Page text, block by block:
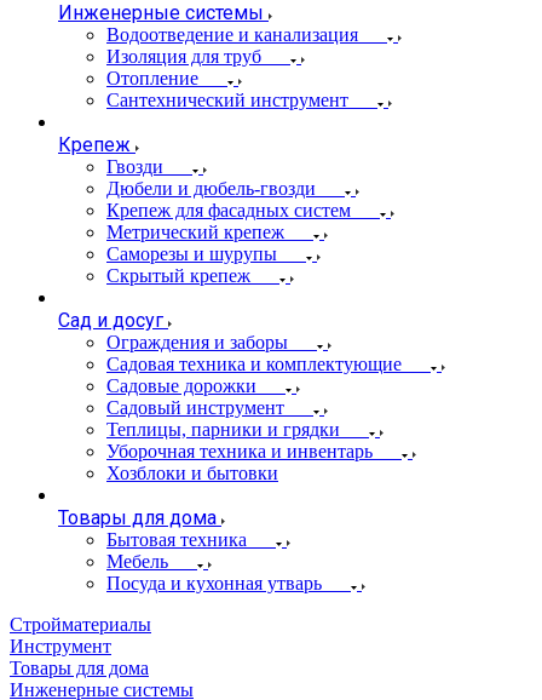
Инженерные системы
Водоотведение и канализация
Изоляция для труб
Отопление
Сантехнический инструмент
Крепеж
Гвозди
Дюбели и дюбель-гвозди
Крепеж для фасадных систем
Метрический крепеж
Саморезы и шурупы
Скрытый крепеж
Сад и досуг
Ограждения и заборы
Садовая техника и комплектующие
Садовые дорожки
Садовый инструмент
Теплицы, парники и грядки
Уборочная техника и инвентарь
Хозблоки и бытовки
Товары для дома
Бытовая техника
Мебель
Посуда и кухонная утварь
Стройматериалы
Инструмент
Товары для дома
Инженерные системы